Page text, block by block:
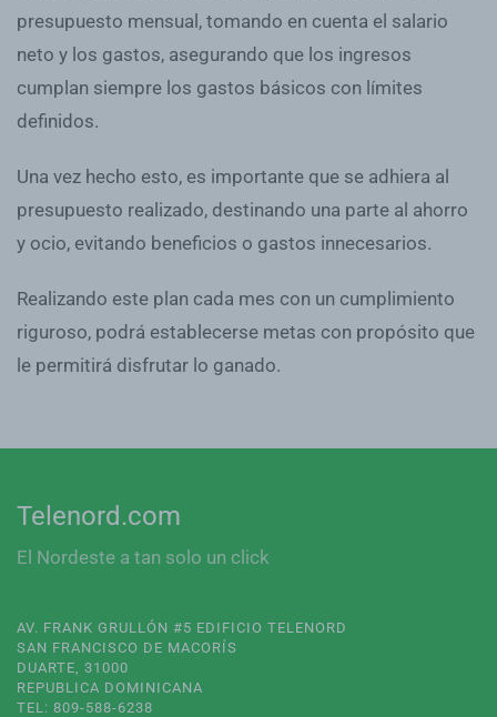
presupuesto mensual, tomando en cuenta el salario
neto y los gastos, asegurando que los ingresos
cumplan siempre los gastos básicos con límites
definidos.
Una vez hecho esto, es importante que se adhiera al
presupuesto realizado, destinando una parte al ahorro
y ocio, evitando beneficios o gastos innecesarios.
Realizando este plan cada mes con un cumplimiento
riguroso, podrá establecerse metas con propósito que
le permitirá disfrutar lo ganado.
Telenord.com
El Nordeste a tan solo un click
AV. FRANK GRULLÓN #5 EDIFICIO TELENORD
SAN FRANCISCO DE MACORÍS
DUARTE, 31000
REPUBLICA DOMINICANA
TEL: 809-588-6238